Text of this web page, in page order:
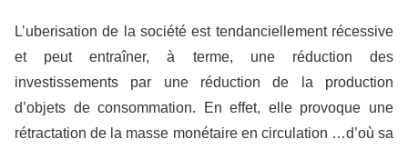
L’uberisation de la société est tendanciellement récessive
et peut entraîner, à terme, une réduction des
investissements par une réduction de la production
d’objets de consommation. En effet, elle provoque une
rétractation de la masse monétaire en circulation …d’où sa